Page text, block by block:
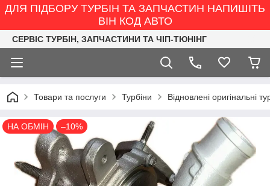
ДЛЯ ПІДБОРУ ТУРБІН ТА ЗАПЧАСТИН НАПИШІТЬ
ВІН КОД АВТО
СЕРВІС ТУРБІН, ЗАПЧАСТИНИ ТА ЧІП-ТЮНІНГ
Товари та послуги Турбіни Відновлені оригінальні
НА ОБМІН –10%